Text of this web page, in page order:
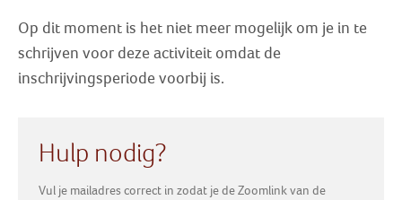
Op dit moment is het niet meer mogelijk om je in te
schrijven voor deze activiteit omdat de
inschrijvingsperiode voorbij is.
Hulp nodig?
Vul je mailadres correct in zodat je de Zoomlink van de